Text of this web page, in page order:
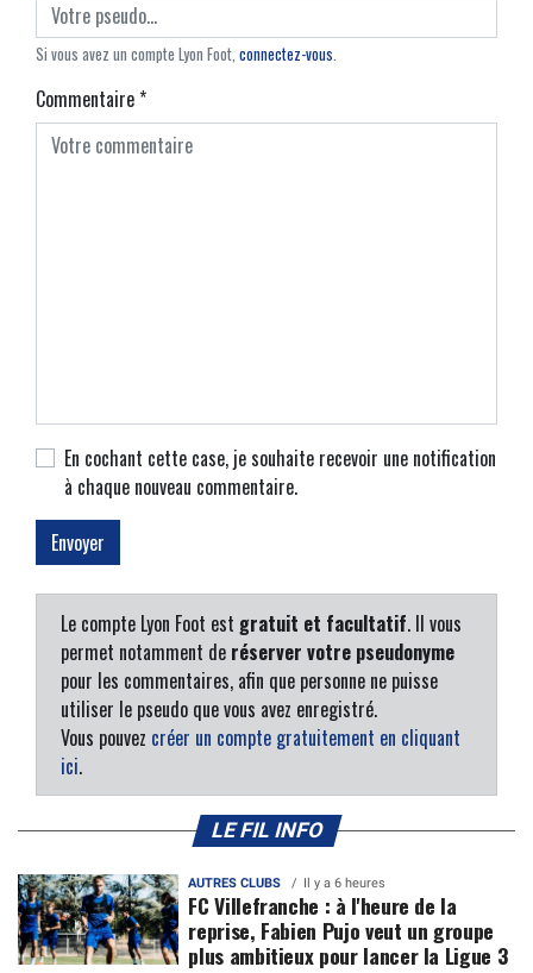
Si vous avez un compte Lyon Foot, connectez-vous.
Commentaire*
En cochant cette case, je souhaite recevoir une notification
à chaque nouveau commentaire.
Le compte Lyon Foot est gratuit et facultatif. Il vous
permet notamment de réserver votre pseudonyme
pour les commentaires, afin que personne ne puisse
utiliser le pseudo que vous avez enregistré.
Vous pouvez créer un compte gratuitement en cliquant
ici.
LE FIL INFO
AUTRES CLUBS Il y a 6 heures
FC Villefranche : à l'heure de la
reprise, Fabien Pujo veut un groupe
plus ambitieux pour lancer la Ligue 3